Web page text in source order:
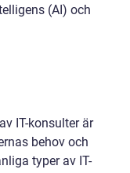
(AI) och
IT-konsulter är
behov och
typer av IT-